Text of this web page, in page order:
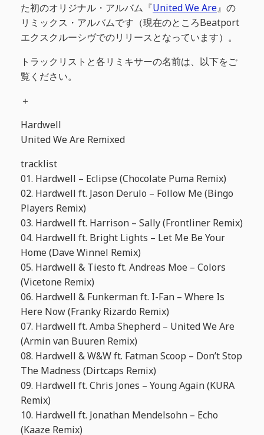
た初のオリジナル・アルバム『United We Are』の
リミックス・アルバムです（現在のところBeatport
エクスクルーシヴでのリリースとなっています）。
トラックリストと各リミキサーの名前は、以下をご
覧ください。
＋
Hardwell
United We Are Remixed
tracklist
01. Hardwell – Eclipse (Chocolate Puma Remix)
02. Hardwell ft. Jason Derulo – Follow Me (Bingo
Players Remix)
03. Hardwell ft. Harrison – Sally (Frontliner Remix)
04. Hardwell ft. Bright Lights – Let Me Be Your
Home (Dave Winnel Remix)
05. Hardwell & Tiesto ft. Andreas Moe – Colors
(Vicetone Remix)
06. Hardwell & Funkerman ft. I-Fan – Where Is
Here Now (Franky Rizardo Remix)
07. Hardwell ft. Amba Shepherd – United We Are
(Armin van Buuren Remix)
08. Hardwell & W&W ft. Fatman Scoop – Don’t Stop
The Madness (Dirtcaps Remix)
09. Hardwell ft. Chris Jones – Young Again (KURA
Remix)
10. Hardwell ft. Jonathan Mendelsohn – Echo
(Kaaze Remix)